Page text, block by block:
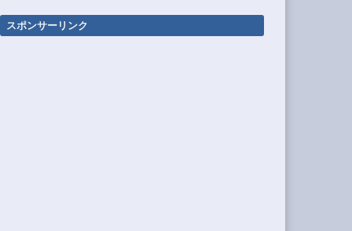
スポンサーリンク